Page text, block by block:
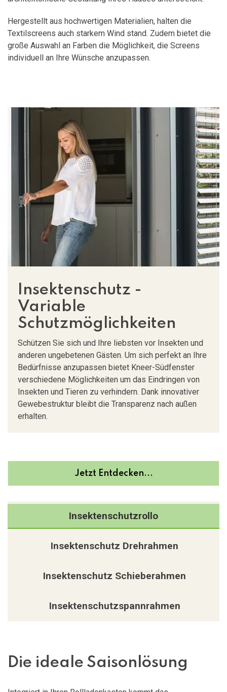
Hergestellt aus hochwertigen Materialien, halten die
Textilscreens auch starkem Wind stand. Zudem bietet die
große Auswahl an Farben die Möglichkeit, die Screens
individuell an Ihre Wünsche anzupassen.
Insektenschutz -
Variable
Schutzmöglichkeiten
Schützen Sie sich und Ihre liebsten vor Insekten und
anderen ungebetenen Gästen. Um sich perfekt an Ihre
Bedürfnisse anzupassen bietet Kneer-Südfenster
verschiedene Möglichkeiten um das Eindringen von
Insekten und Tieren zu verhindern. Dank innovativer
Gewebestruktur bleibt die Transparenz nach außen
erhalten.
Jetzt Entdecken...
Insektenschutzrollo
Insektenschutz Drehrahmen
Insektenschutz Schieberahmen
Insektenschutzspannrahmen
Die ideale Saisonlösung